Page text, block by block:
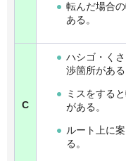
転んだ場合
ある。
C
ハシゴ・く
渉箇所がある
ミスをする
がある。
ルート上に
る。